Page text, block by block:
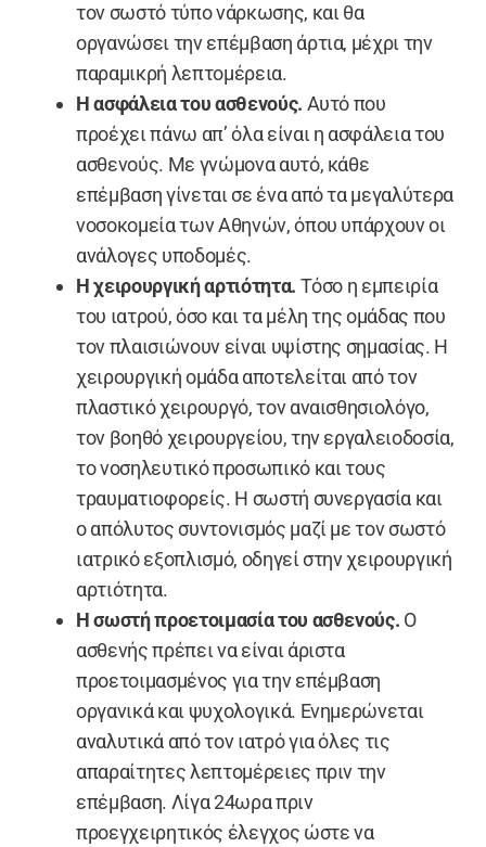
τον σωστό τύπο νάρκωσης, και θα
οργανώσει την επέμβαση άρτια, μέχρι την
παραμικρή λεπτομέρεια.
Η ασφάλεια του ασθενούς. Αυτό που
προέχει πάνω απ’ όλα είναι η ασφάλεια του
ασθενούς. Με γνώμονα αυτό, κάθε
επέμβαση γίνεται σε ένα από τα μεγαλύτερα
νοσοκομεία των Αθηνών, όπου υπάρχουν οι
ανάλογες υποδομές.
Η χειρουργική αρτιότητα. Τόσο η εμπειρία
του ιατρού, όσο και τα μέλη της ομάδας που
τον πλαισιώνουν είναι υψίστης σημασίας. Η
χειρουργική ομάδα αποτελείται από τον
πλαστικό χειρουργό, τον αναισθησιολόγο,
τον βοηθό χειρουργείου, την εργαλειοδοσία,
το νοσηλευτικό προσωπικό και τους
τραυματιοφορείς. Η σωστή συνεργασία και
ο απόλυτος συντονισμός μαζί με τον σωστό
ιατρικό εξοπλισμό, οδηγεί στην χειρουργική
αρτιότητα.
Η σωστή προετοιμασία του ασθενούς. Ο
ασθενής πρέπει να είναι άριστα
προετοιμασμένος για την επέμβαση
οργανικά και ψυχολογικά. Ενημερώνεται
αναλυτικά από τον ιατρό για όλες τις
απαραίτητες λεπτομέρειες πριν την
επέμβαση. Λίγα 24ωρα πριν
προεγχειρητικός έλεγχος ώστε να